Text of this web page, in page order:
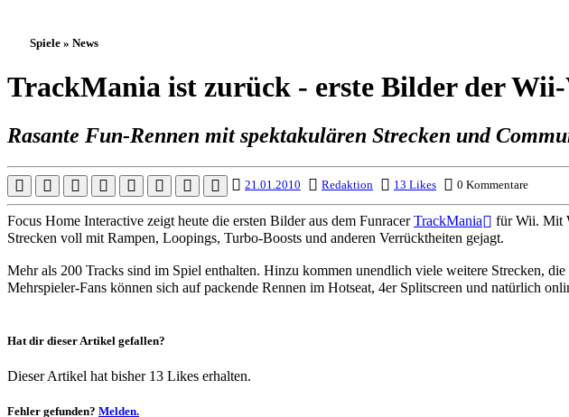
Spiele » News
TrackMania ist zurück - erste Bilder der
Rasante Fun-Rennen mit spektakulären Strecken und
21.01.2010 Redaktion 13 Likes 0 Kommentare
Focus Home Interactive zeigt heute die ersten Bilder aus dem FunracerTrackMania
für Wii. Mit
Strecken voll mit Rampen, Loopings, Turbo-Boosts und anderen Verrücktheiten gejagt.
Mehr als 200 Tracks sind im Spiel enthalten. Hinzu kommen unendlich viele weitere Strecken, die
Mehrspieler-Fans können sich auf packende Rennen im Hotseat, 4er Splitscreen und natürlich
Hat dir dieser Artikel gefallen?
Dieser Artikel hat bisher 13 Likes erhalten.
Fehler gefunden? Melden.